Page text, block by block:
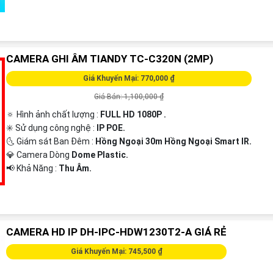
CAMERA GHI ÂM TIANDY TC-C320N (2MP)
Giá Khuyến Mại: 770,000 ₫
Giá Bán: 1,100,000 ₫
🔅 Hình ảnh chất lượng : FULL HD 1080P .
✳️ Sử dụng công nghệ :
IP POE.
🌜 Giám sát Ban Đêm : Hồng Ngoại 30m Hồng Ngoại Smart IR.
💎 Camera Dòng Dome Plastic.
️📢 Khả Năng : Thu Âm.
CAMERA HD IP DH-IPC-HDW1230T2-A GIÁ RẺ
Giá Khuyến Mại: 745,500 ₫